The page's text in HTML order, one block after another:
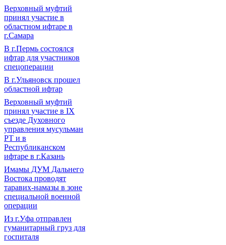
Верховный муфтий
принял участие в
областном ифтаре в
г.Самара
В г.Пермь состоялся
ифтар для участников
спецоперации
В г.Ульяновск прошел
областной ифтар
Верховный муфтий
принял участие в IХ
съезде Духовного
управления мусульман
РТ и в
Республиканском
ифтаре в г.Казань
Имамы ДУМ Дальнего
Востока проводят
таравих-намазы в зоне
специальной военной
операции
Из г.Уфа отправлен
гуманитарный груз для
госпиталя